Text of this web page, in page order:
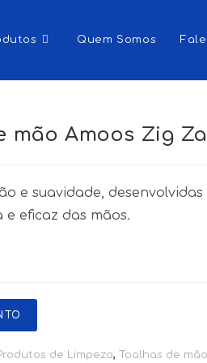
Quem Somos
mão Amoos Zig
e suavidade,
eficaz das mãos.
de Limpeza, Toalhas de mão